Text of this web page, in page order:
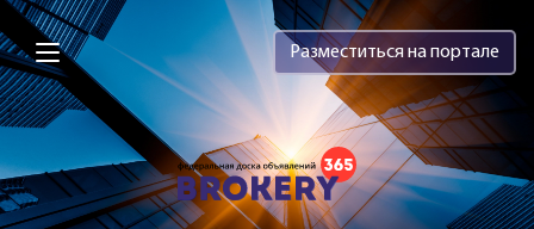
Brokery365 - Рейтинг кредитных
Разместиться на портале